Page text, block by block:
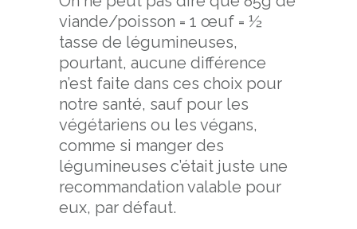
viande/poisson = 1 œuf = ½
tasse de légumineuses,
pourtant, aucune différence
n’est faite dans ces choix pour
notre santé, sauf pour les
végétariens ou les végans,
comme si manger des
légumineuses c’était juste une
recommandation valable pour
eux, par défaut.